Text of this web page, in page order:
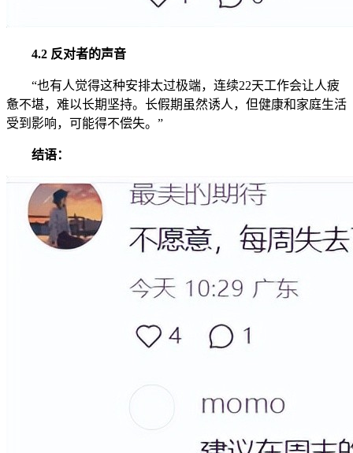
4.2 反对者的声音
“也有人觉得这种安排太过极端，连续22天工作会让人疲
惫不堪，难以长期坚持。长假期虽然诱人，但健康和家庭生活
受到影响，可能得不偿失。”
结语：